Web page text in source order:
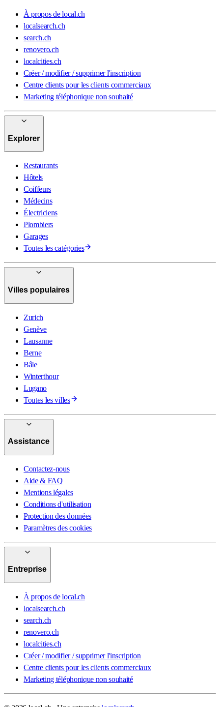
À propos de local.ch
localsearch.ch
search.ch
renovero.ch
localcities.ch
Créer / modifier / supprimer l'inscription
Centre clients pour les clients commerciaux
Marketing téléphonique non souhaité
Explorer
Restaurants
Hôtels
Coiffeurs
Médecins
Électriciens
Plombiers
Garages
Toutes les catégories
Villes populaires
Zurich
Genève
Lausanne
Berne
Bâle
Winterthour
Lugano
Toutes les villes
Assistance
Contactez-nous
Aide & FAQ
Mentions légales
Conditions d'utilisation
Protection des données
Paramètres des cookies
Entreprise
À propos de local.ch
localsearch.ch
search.ch
renovero.ch
localcities.ch
Créer / modifier / supprimer l'inscription
Centre clients pour les clients commerciaux
Marketing téléphonique non souhaité